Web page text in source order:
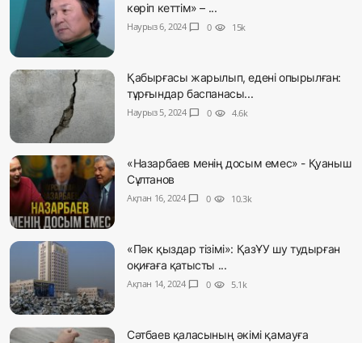
көріп кеттім» – ...
Наурыз 6, 2024 chat_bubble 0 visibility 15k
Қабырғасы жарылып, едені опырылған:
тұрғындар баспанасы...
Наурыз 5, 2024 chat_bubble 0 visibility 4.6k
«Назарбаев менің досым емес» - Қуаныш
Сұлтанов
Ақпан 16, 2024 chat_bubble 0 visibility 10.3k
«Пәк қыздар тізімі»: ҚазҰУ шу тудырған
оқиғаға қатысты ...
Ақпан 14, 2024 chat_bubble 0 visibility 5.1k
Сәтбаев қаласының әкімі қамауға